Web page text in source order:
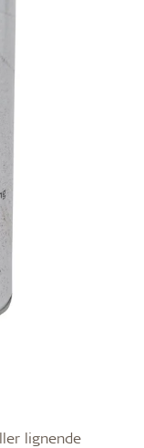
lignende